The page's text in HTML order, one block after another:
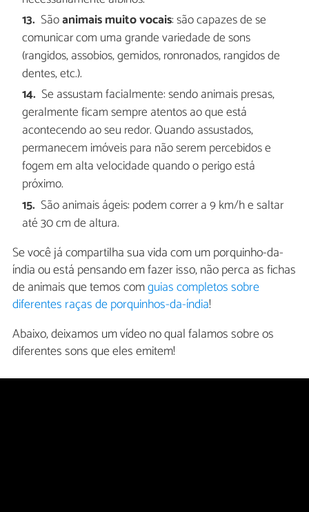
Sãoanimais muito vocais: são capazes de se
comunicar com uma grande variedade de sons
(rangidos, assobios, gemidos, ronronados, rangidos de
dentes, etc.).
Se assustam facialmente: sendo animais presas,
geralmente ficam sempre atentos ao que está
acontecendo ao seu redor. Quando assustados,
permanecem imóveis para não serem percebidos e
fogem em alta velocidade quando o perigo está
próximo.
São animais ágeis: podem correr a 9 km/h e saltar
até 30 cm de altura.
Se você já compartilha sua vida com um porquinho-da-
índia ou está pensando em fazer isso, não perca as fichas
de animais que temos comguias completos sobre
diferentes raças de porquinhos-da-índia!
Abaixo, deixamos um vídeo no qual falamos sobre os
diferentes sons que eles emitem!